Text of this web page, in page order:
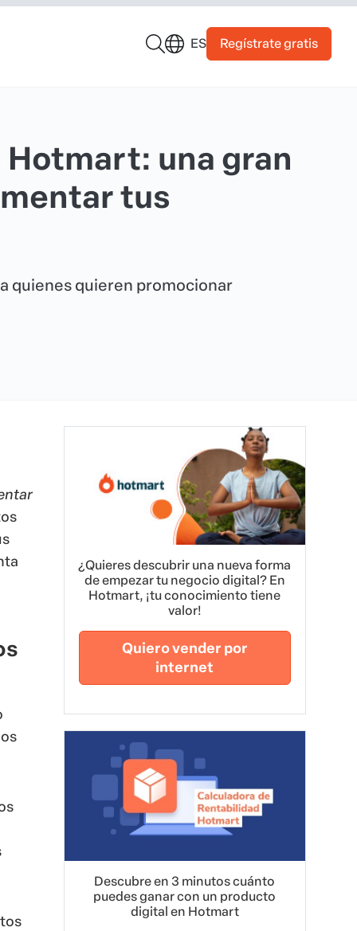
ES Regístrate gratis
una gran
tus
quienes quieren promocionar
¿Quieres descubrir una nueva forma
de empezar tu negocio digital? En
Hotmart, ¡tu conocimiento tiene
valor!
Quiero vender por
internet
Descubre en 3 minutos cuánto
puedes ganar con un producto
digital en Hotmart